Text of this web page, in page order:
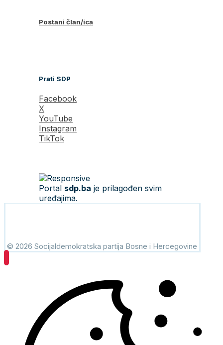
Postani član/ica
Prati SDP
Facebook
X
YouTube
Instagram
TikTok
Portal sdp.ba je prilagođen svim
uređajima.
© 2026 Socijaldemokratska partija Bosne i Hercegovine